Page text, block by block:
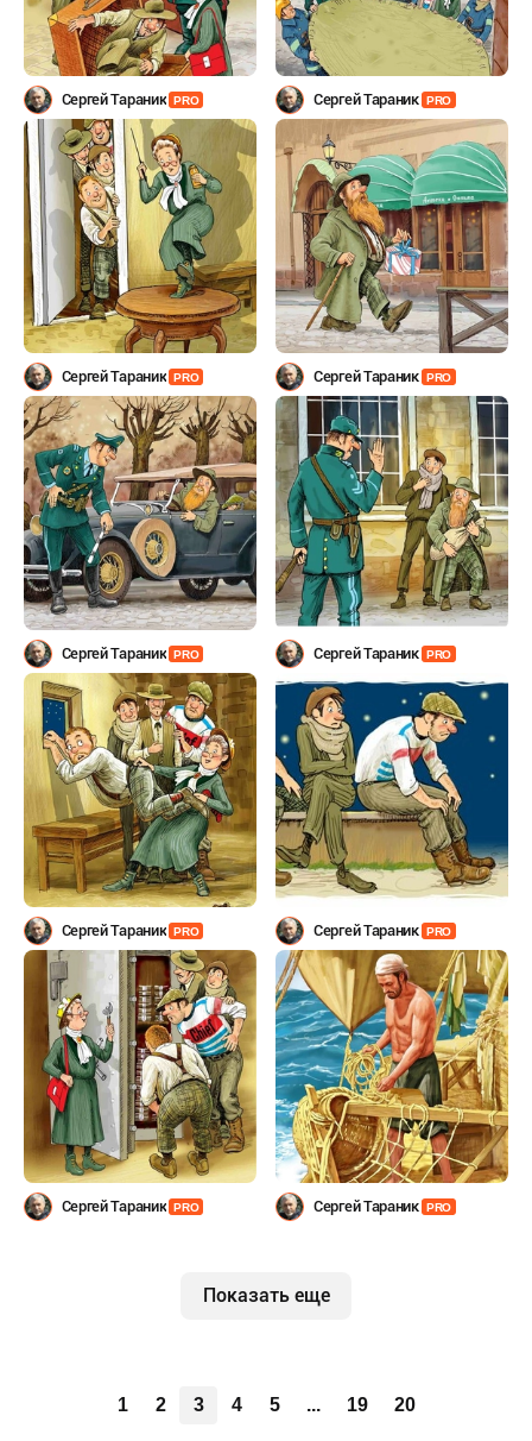
Сергей Тараник PRO Сергей Тараник PRO
Сергей Тараник PRO Сергей Тараник PRO
Сергей Тараник PRO Сергей Тараник PRO
Сергей Тараник PRO Сергей Тараник PRO
Сергей Тараник PRO Сергей Тараник PRO
Показать еще
1 2 3 4 5 ... 19 20